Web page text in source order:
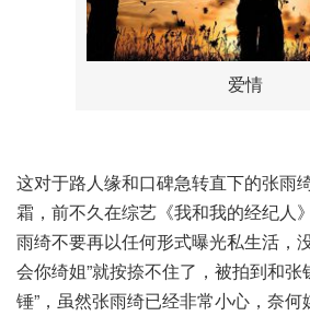
爱情
这对于路人缘和口碑急转直下的张雨
霜，前不久在综艺《我和我的经纪人
雨绮不要再以任何形式曝光私生活，
会你绮姐”就按捺不住了，被拍到和张
锤”，虽然张雨绮已经非常小心，奈何